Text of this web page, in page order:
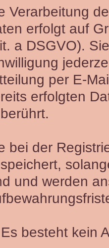
Verarbeitung
erfolgt auf
a DSGVO).
per E-
erfolgten
bei der
und werden
besteht kein